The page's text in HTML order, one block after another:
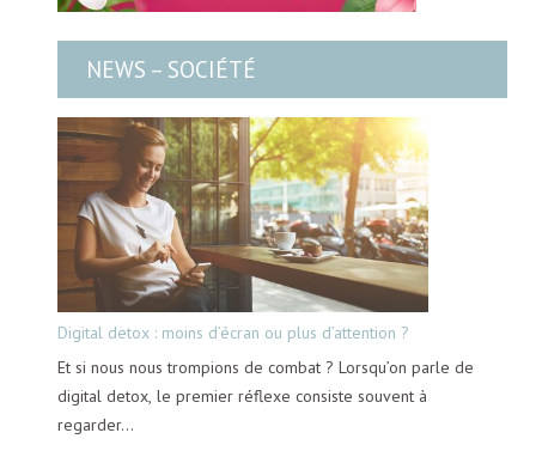
NEWS – SOCIÉTÉ
Digital detox : moins d’écran ou plus d’attention ?
Et si nous nous trompions de combat ? Lorsqu’on parle de
digital detox, le premier réflexe consiste souvent à
regarder…